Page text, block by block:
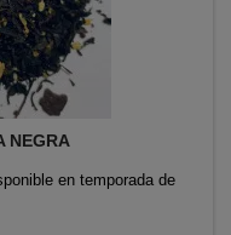
NEGRA
en temporada de